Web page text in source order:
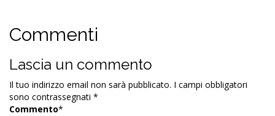
Commenti
Lascia un commento
Il tuo indirizzo email non sarà pubblicato. I campi obbligatori
sono contrassegnati *
Commento*